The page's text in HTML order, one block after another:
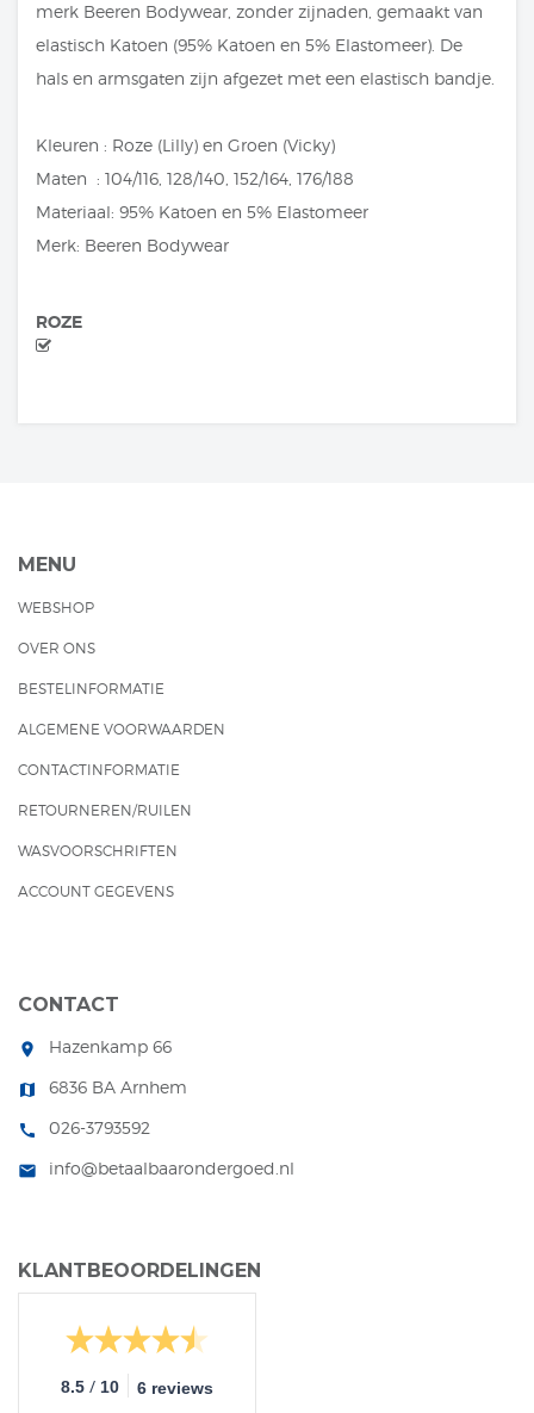
merk Beeren Bodywear, zonder zijnaden, gemaakt van
elastisch Katoen (95% Katoen en 5% Elastomeer). De
hals en armsgaten zijn afgezet met een elastisch bandje.
Kleuren : Roze (Lilly) en Groen (Vicky)
Maten : 104/116, 128/140, 152/164, 176/188
Materiaal: 95% Katoen en 5% Elastomeer
Merk: Beeren Bodywear
ROZE
MENU
WEBSHOP
OVER ONS
BESTELINFORMATIE
ALGEMENE VOORWAARDEN
CONTACTINFORMATIE
RETOURNEREN/RUILEN
WASVOORSCHRIFTEN
ACCOUNT GEGEVENS
CONTACT
room Hazenkamp 66
map 6836 BA Arnhem
call 026-3793592
mail info@betaalbaarondergoed.nl
KLANTBEOORDELINGEN
8.5 / 10 6 reviews